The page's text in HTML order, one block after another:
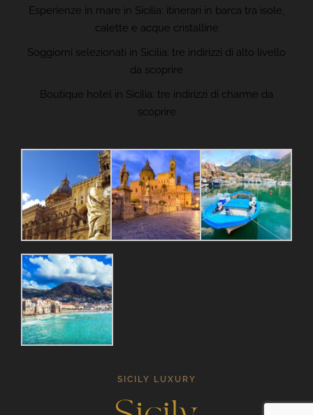
Esperienze in mare in Sicilia: itinerari in barca tra isole,
calette e acque cristalline
Soggiorni selezionati in Sicilia: tre indirizzi di alto livello
da scoprire
Boutique hotel in Sicilia: tre indirizzi di charme da
scoprire
SICILY LUXURY